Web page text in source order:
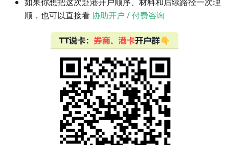
如果你想把这次赴港开户顺序、材料和后续路径一次理
顺，也可以直接看协助开户 / 付费咨询